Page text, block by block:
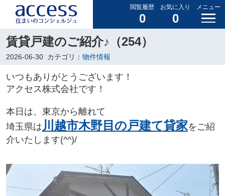
閲覧履歴
0
お気に入り
0
メニュー
賃貸戸建のご紹介♪（254）
2026-06-30 カテゴリ： 物件情報
いつもありがとうございます！
アクセス株式会社です！
本日は、東京から離れて
埼玉県は 川越市木野目の戸建て貸家をご紹
介いたします(^^)/